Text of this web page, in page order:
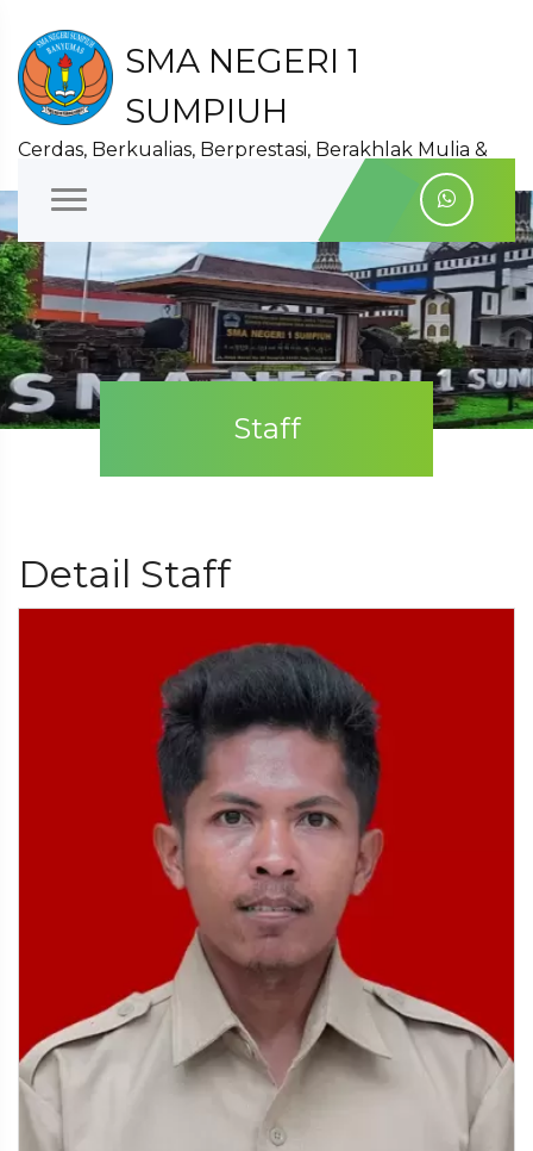
SMA NEGERI 1
SUMPIUH
Cerdas, Berkualias, Berprestasi, Berakhlak Mulia &
Staff
Detail Staff